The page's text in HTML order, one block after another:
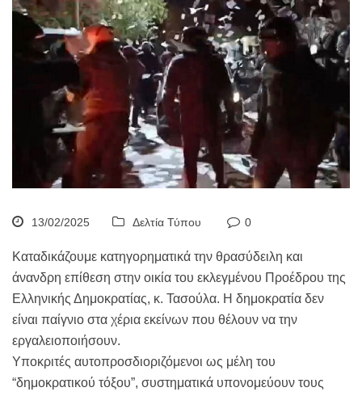
13/02/2025 Δελτία Τύπου 0
Καταδικάζουμε κατηγορηματικά την θρασύδειλη και
άνανδρη επίθεση στην οικία του εκλεγμένου Προέδρου της
Ελληνικής Δημοκρατίας, κ. Τασούλα. Η δημοκρατία δεν
είναι παίγνιο στα χέρια εκείνων που θέλουν να την
εργαλειοποιήσουν.
Υποκριτές αυτοπροσδιοριζόμενοι ως μέλη του
“δημοκρατικού τόξου”, συστηματικά υπονομεύουν τους